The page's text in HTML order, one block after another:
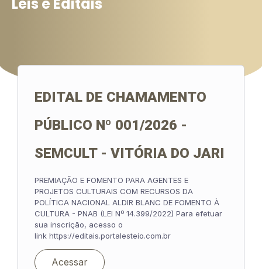
Leis e Editais
EDITAL DE CHAMAMENTO
PÚBLICO Nº 001/2026 -
SEMCULT - VITÓRIA DO JARI
PREMIAÇÃO E FOMENTO PARA AGENTES E
PROJETOS CULTURAIS COM RECURSOS DA
POLÍTICA NACIONAL ALDIR BLANC DE FOMENTO À
CULTURA - PNAB (LEI Nº 14.399/2022) Para efetuar
sua inscrição, acesso o
link https://editais.portalesteio.com.br
Acessar